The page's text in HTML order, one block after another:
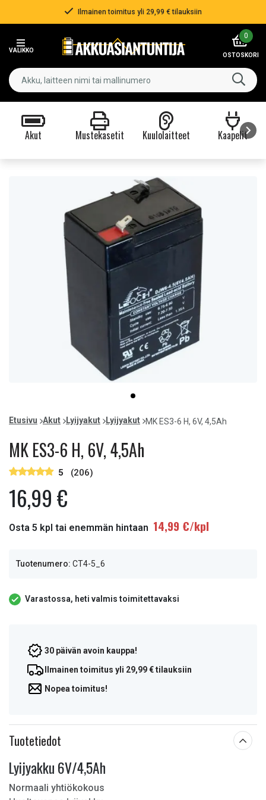
Ilmainen toimitus yli 29,99 € tilauksiin
VALIKKO
0
OSTOSKORI
Akut Mustekasetit Kuulolaitteet Kaapelit
item
0
of
Etusivu Akut Lyijyakut Lyijyakut MK ES3-6 H, 6V, 4,5Ah
MK ES3-6 H, 6V, 4,5Ah
5 (206)
16,99 €
Osta 5 kpl tai enemmän hintaan 14,99 €/kpl
Tuotenumero: CT4-5_6
Varastossa, heti valmis toimitettavaksi
30 päivän avoin kauppa!
Ilmainen toimitus yli 29,99 € tilauksiin
Nopea toimitus!
Tuotetiedot
Lyijyakku 6V/4,5Ah
Normaali yhtiökokous